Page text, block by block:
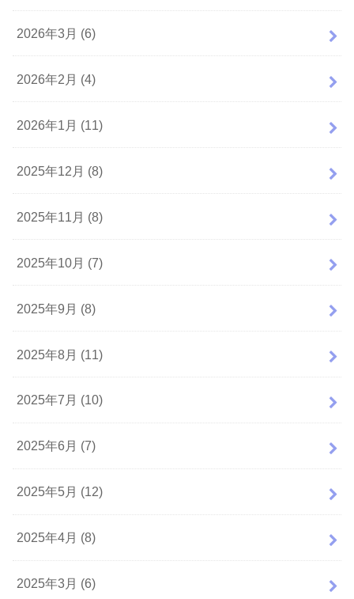
2026年3月 (6)
2026年2月 (4)
2026年1月 (11)
2025年12月 (8)
2025年11月 (8)
2025年10月 (7)
2025年9月 (8)
2025年8月 (11)
2025年7月 (10)
2025年6月 (7)
2025年5月 (12)
2025年4月 (8)
2025年3月 (6)